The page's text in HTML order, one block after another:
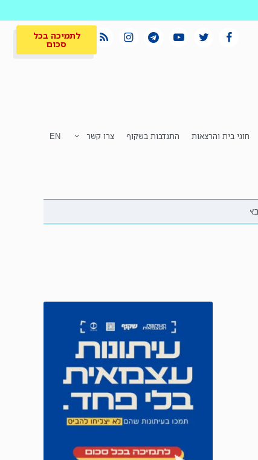
לתמיכה בכל
סכום
חוגי בית והרצאות התנדבות בשקוף צרו קשר EN
המקום הכי חם לתמיכה בכל